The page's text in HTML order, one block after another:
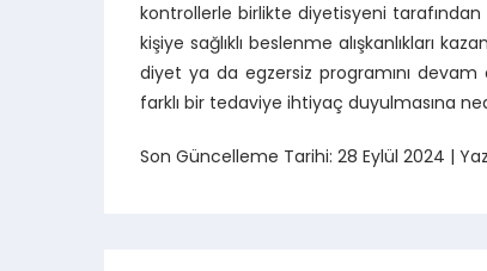
kontrollerle birlikte diyetisyeni
kişiye sağlıklı beslenme alışkanlıkları
diyet ya da egzersiz programını devam
farklı bir tedaviye ihtiyaç duyulmasına
Son Güncelleme Tarihi: 28 Eylül 2024 |